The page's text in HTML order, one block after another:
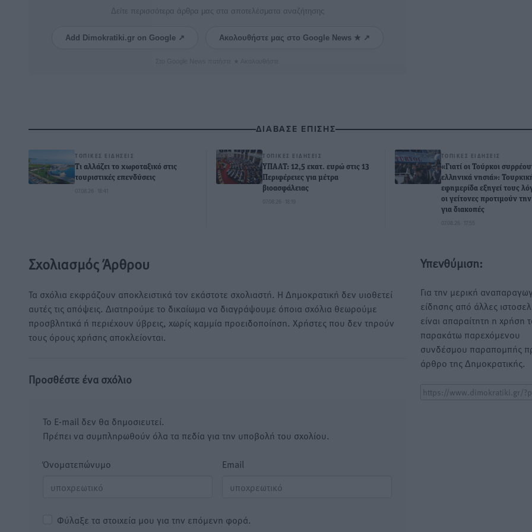
Δείτε περισσότερα άρθρα μας στα αποτελέσματα αναζήτησης
Add Dimokratiki.gr on Google ↗ Ακολουθήστε μας στο Google News ★ ↗
ΔΙΑΒΑΣΕ ΕΠΙΣΗΣ
ΤΟΠΙΚΈΣ ΕΙΔΉΣΕΙΣ
Τι αλλάζει το χωροταξικό στις
τουριστικές επενδύσεις
07.08.26 · 18:41
ΤΟΠΙΚΈΣ ΕΙΔΉΣΕΙΣ
ΥΠΑΑΤ: 12,5 εκατ. ευρώ στις 13
Περιφέρειες για μέτρα
βιοασφάλειας
07.08.26 · 18:19
ΤΟΠΙΚΈΣ ΕΙΔΉΣΕΙΣ
«Γιατί οι Τούρκοι
ελληνικά νησιά»:
εφημερίδα εξηγεί τους
οι γείτονες προτιμούν
για διακοπές
07.08.26 · 17:55
Σχολιασμός Άρθρου
Τα σχόλια εκφράζουν αποκλειστικά τον εκάστοτε σχολιαστή. Η Δημοκρατική δεν υιοθετεί
αυτές τις απόψεις. Διατηρούμε το δικαίωμα να διαγράψουμε όποια σχόλια θεωρούμε
προσβλητικά ή περιέχουν ύβρεις, χωρίς καμμία προειδοποίηση. Χρήστες που δεν τηρούν
τους όρους χρήσης αποκλείονται.
Προσθέστε ένα σχόλιο
Το E-mail δεν θα δημοσιευτεί.
Πρέπει να συμπληρωθούν όλα τα πεδία για την υποβολή του σχολίου.
Όνοματεπώνυμο Email
Φύλαξε τα στοιχεία μου για την επόμενη φορά.
Υπενθύμιση:
Για την μερική
είδησης από άλλες
είναι απαραίτητη η χρήση
παρακάτω παρεχόμενου
συνδέσμου παραπομπής
άρθρο της Δημοκρατικής.